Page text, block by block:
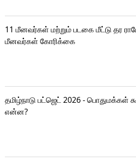
11 மீனவர்கள் மற்றும் படகை மீட்டு தர
மீனவர்கள் கோரிக்கை
தமிழ்நாடு பட்ஜெட் 2026 - பொதுமக்கள்
என்ன?